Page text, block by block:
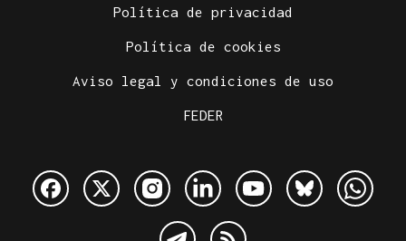
Política de privacidad
Política de cookies
Aviso legal y condiciones de uso
FEDER